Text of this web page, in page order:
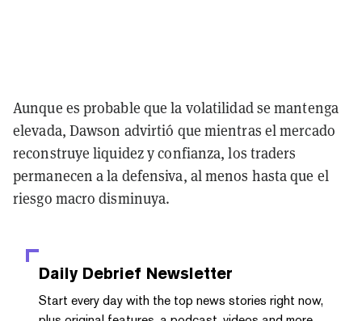
Aunque es probable que la volatilidad se mantenga
elevada, Dawson advirtió que mientras el mercado
reconstruye liquidez y confianza, los traders
permanecen a la defensiva, al menos hasta que el
riesgo macro disminuya.
Daily Debrief Newsletter
Start every day with the top news stories right now,